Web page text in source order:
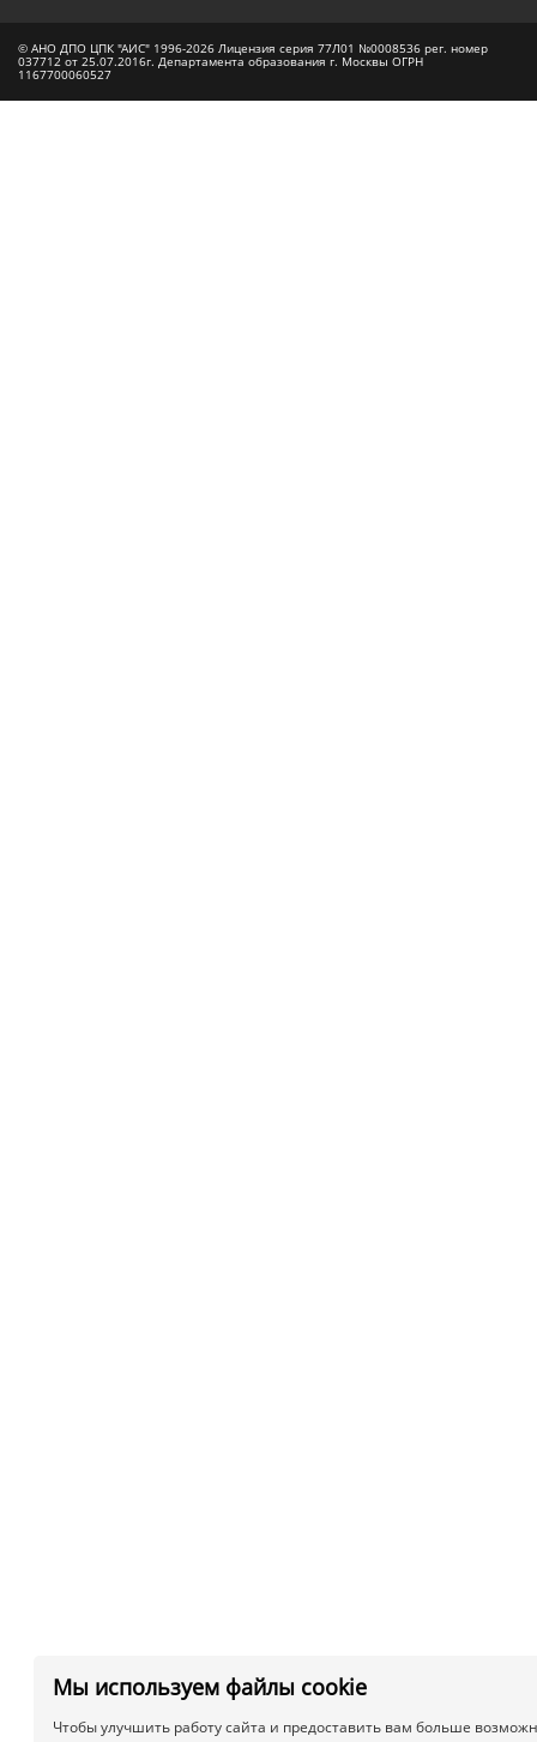
© АНО ДПО ЦПК "АИС" 1996-2026 Лицензия серия 77Л01 №0008536 рег. номер
037712 от 25.07.2016г. Департамента образования г. Москвы ОГРН
1167700060527
Мы используем файлы cookie
Чтобы улучшить работу сайта и предоставить вам больше